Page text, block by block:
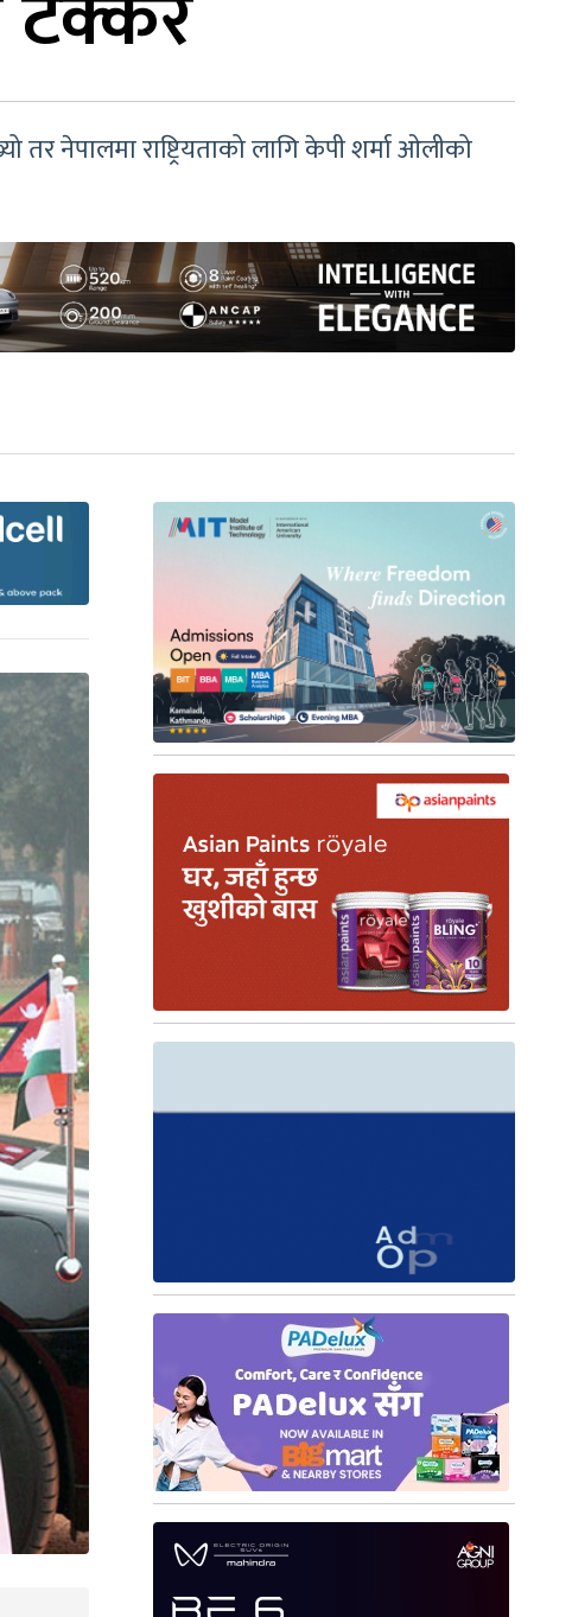
नेपालमा राष्ट्रियताको लागि केपी शर्मा ओलीको